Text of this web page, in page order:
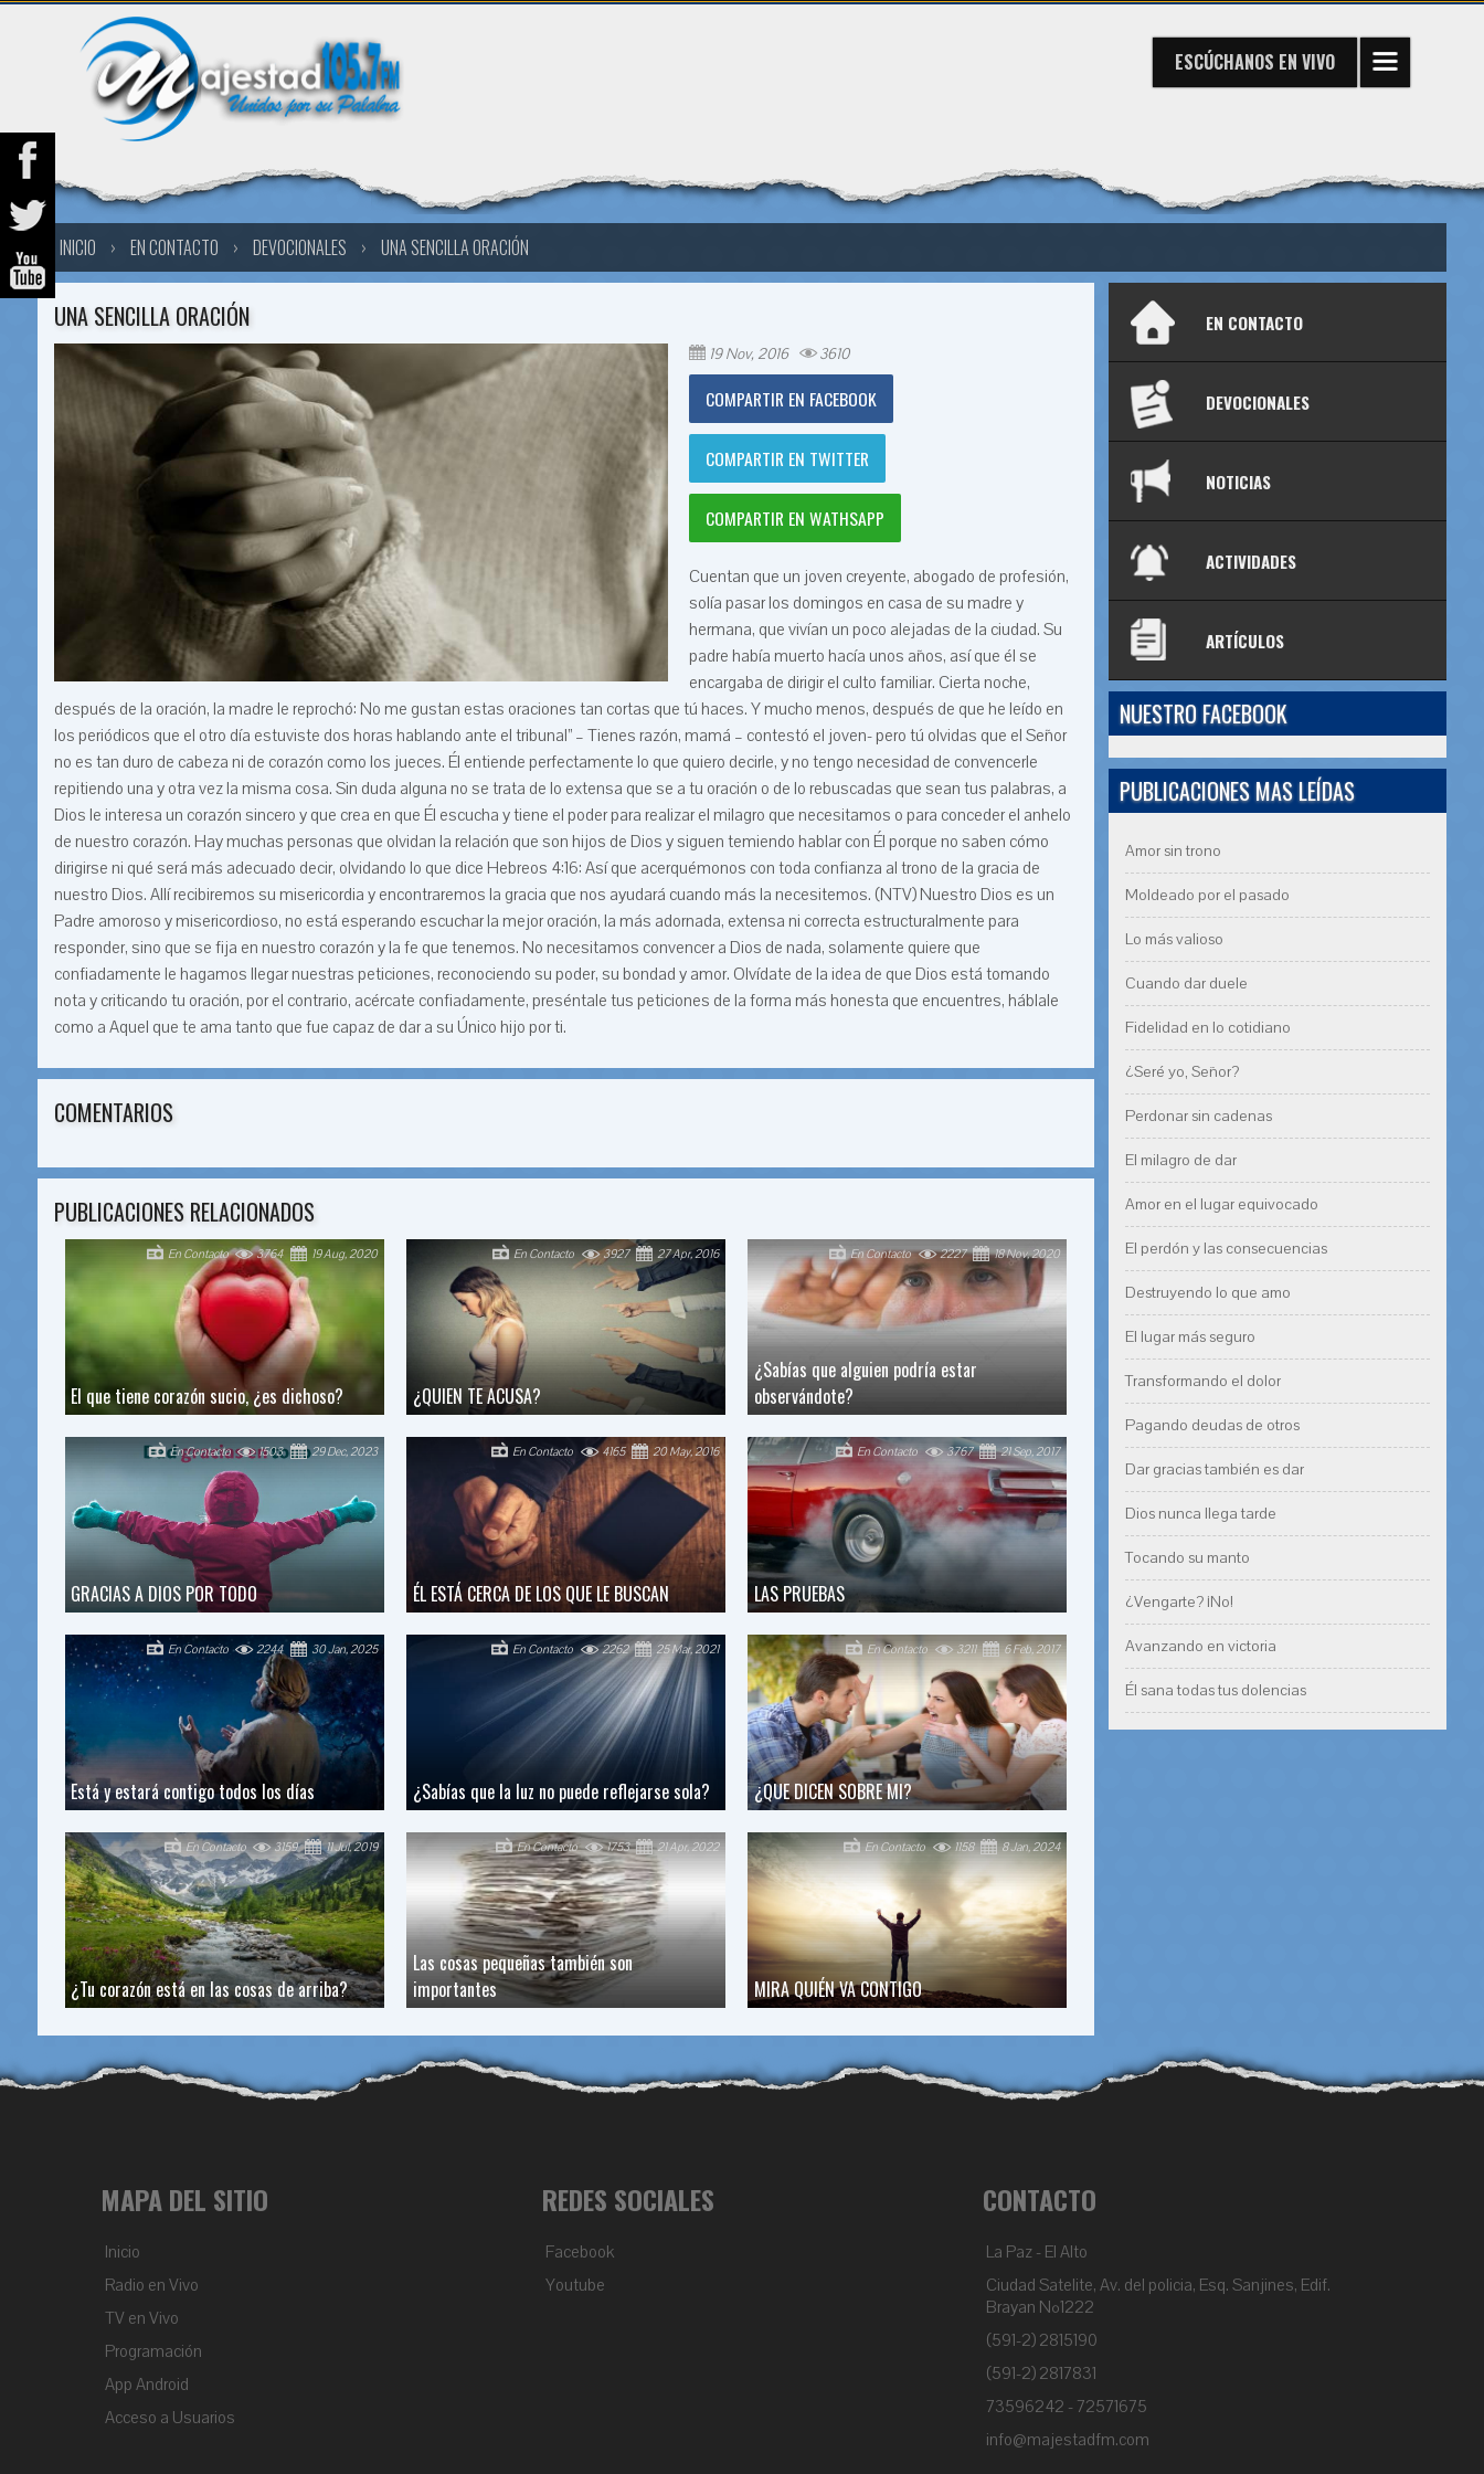
ESCÚCHANOS EN VIVO
INICIO › EN CONTACTO › DEVOCIONALES › UNA SENCILLA ORACIÓN
UNA SENCILLA ORACIÓN
19 Nov, 2016 3610
COMPARTIR EN FACEBOOK
COMPARTIR EN TWITTER
COMPARTIR EN WATHSAPP
Cuentan que un joven creyente, abogado de profesión,
solía pasar los domingos en casa de su madre y
hermana, que vivían un poco alejadas de la ciudad. Su
padre había muerto hacía unos años, así que él se
encargaba de dirigir el culto familiar. Cierta noche,
después de la oración, la madre le reprochó: No me gustan estas oraciones tan cortas que tú haces. Y mucho menos, después de que he leído en
los periódicos que el otro día estuviste dos horas hablando ante el tribunal” – Tienes razón, mamá – contestó el joven- pero tú olvidas que el Señor
no es tan duro de cabeza ni de corazón como los jueces. Él entiende perfectamente lo que quiero decirle, y no tengo necesidad de convencerle
repitiendo una y otra vez la misma cosa. Sin duda alguna no se trata de lo extensa que se a tu oración o de lo rebuscadas que sean tus palabras, a
Dios le interesa un corazón sincero y que crea en que Él escucha y tiene el poder para realizar el milagro que necesitamos o para conceder el anhelo
de nuestro corazón. Hay muchas personas que olvidan la relación que son hijos de Dios y siguen temiendo hablar con Él porque no saben cómo
dirigirse ni qué será más adecuado decir, olvidando lo que dice Hebreos 4:16: Así que acerquémonos con toda confianza al trono de la gracia de
nuestro Dios. Allí recibiremos su misericordia y encontraremos la gracia que nos ayudará cuando más la necesitemos. (NTV) Nuestro Dios es un
Padre amoroso y misericordioso, no está esperando escuchar la mejor oración, la más adornada, extensa ni correcta estructuralmente para
responder, sino que se fija en nuestro corazón y la fe que tenemos. No necesitamos convencer a Dios de nada, solamente quiere que
confiadamente le hagamos llegar nuestras peticiones, reconociendo su poder, su bondad y amor. Olvídate de la idea de que Dios está tomando
nota y criticando tu oración, por el contrario, acércate confiadamente, preséntale tus peticiones de la forma más honesta que encuentres, háblale
como a Aquel que te ama tanto que fue capaz de dar a su Único hijo por ti.
COMENTARIOS
PUBLICACIONES RELACIONADOS
El que tiene corazón sucio, ¿es dichoso?
19 Aug, 2020
3764
En Contacto
¿QUIEN TE ACUSA?
27 Apr, 2016
3927
En Contacto
¿Sabías que alguien podría estar
observándote?
18 Nov, 2020
2227
En Contacto
GRACIAS A DIOS POR TODO
29 Dec, 2023
1503
En Contacto
ÉL ESTÁ CERCA DE LOS QUE LE BUSCAN
20 May, 2016
4165
En Contacto
LAS PRUEBAS
21 Sep, 2017
3767
En Contacto
Está y estará contigo todos los días
30 Jan, 2025
2244
En Contacto
¿Sabías que la luz no puede reflejarse sola?
25 Mar, 2021
2262
En Contacto
¿QUE DICEN SOBRE MI?
6 Feb, 2017
3211
En Contacto
¿Tu corazón está en las cosas de arriba?
11 Jul, 2019
3159
En Contacto
Las cosas pequeñas también son
importantes
21 Apr, 2022
1753
En Contacto
MIRA QUIÉN VA CONTIGO
8 Jan, 2024
1158
En Contacto
EN CONTACTO
DEVOCIONALES
NOTICIAS
ACTIVIDADES
ARTÍCULOS
NUESTRO FACEBOOK
PUBLICACIONES MAS LEÍDAS
Amor sin trono
Moldeado por el pasado
Lo más valioso
Cuando dar duele
Fidelidad en lo cotidiano
¿Seré yo, Señor?
Perdonar sin cadenas
El milagro de dar
Amor en el lugar equivocado
El perdón y las consecuencias
Destruyendo lo que amo
El lugar más seguro
Transformando el dolor
Pagando deudas de otros
Dar gracias también es dar
Dios nunca llega tarde
Tocando su manto
¿Vengarte? ¡No!
Avanzando en victoria
Él sana todas tus dolencias
MAPA DEL SITIO
Inicio
Radio en Vivo
TV en Vivo
Programación
App Android
Acceso a Usuarios
REDES SOCIALES
Facebook
Youtube
CONTACTO
La Paz - El Alto
Ciudad Satelite, Av. del policia, Esq. Sanjines, Edif.
Brayan Nº1222
(591-2) 2815190
(591-2) 2817831
73596242 - 72571675
info@majestadfm.com